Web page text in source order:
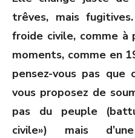
trêves, mais
froide civile, comme
moments, comme en
pensez-vous pas que
vous proposez de
pas du peuple
civile») mais